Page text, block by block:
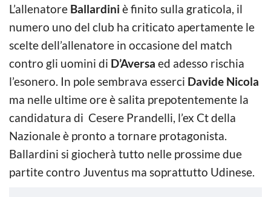
L’allenatore Ballardini è finito sulla graticola, il
numero uno del club ha criticato apertamente le
scelte dell’allenatore in occasione del match
contro gli uomini di D’Aversa ed adesso rischia
l’esonero. In pole sembrava esserci Davide Nicola
ma nelle ultime ore è salita prepotentemente la
candidatura di Cesere Prandelli, l’ex Ct della
Nazionale è pronto a tornare protagonista.
Ballardini si giocherà tutto nelle prossime due
partite contro Juventus ma soprattutto Udinese.